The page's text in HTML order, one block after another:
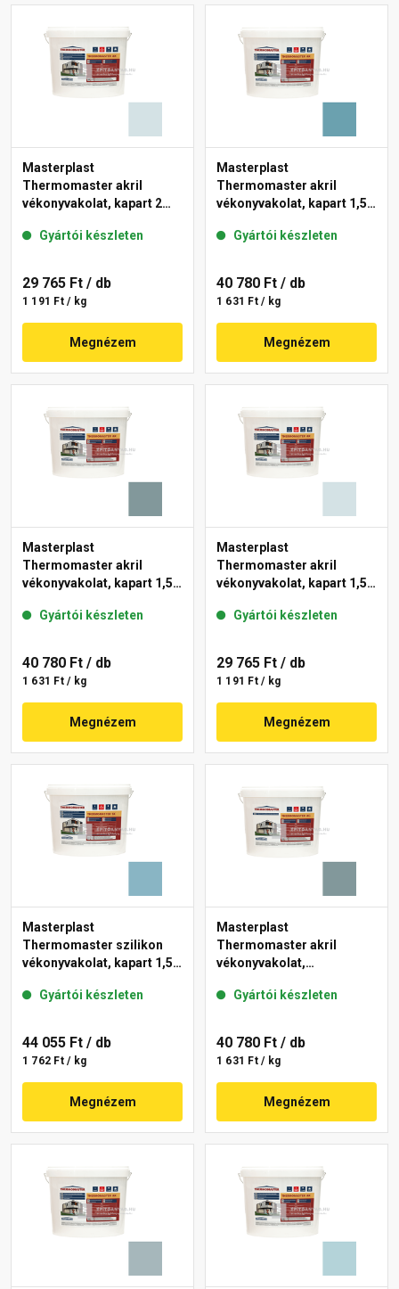
Masterplast
Thermomaster akril
vékonyvakolat, kapart 2
Gyártói készleten
29 765 Ft / db
1 191 Ft / kg
Megnézem
Masterplast
Thermomaster akril
vékonyvakolat, kapart 1,5
Gyártói készleten
40 780 Ft / db
1 631 Ft / kg
Megnézem
Masterplast
Thermomaster akril
vékonyvakolat, kapart 1,5
Gyártói készleten
40 780 Ft / db
1 631 Ft / kg
Megnézem
Masterplast
Thermomaster akril
vékonyvakolat, kapart 1,5
Gyártói készleten
29 765 Ft / db
1 191 Ft / kg
Megnézem
Masterplast
Thermomaster szilikon
vékonyvakolat, kapart 1,5
Gyártói készleten
44 055 Ft / db
1 762 Ft / kg
Megnézem
Masterplast
Thermomaster akril
vékonyvakolat,
39-C 25 kg
Gyártói készleten
40 780 Ft / db
1 631 Ft / kg
Megnézem